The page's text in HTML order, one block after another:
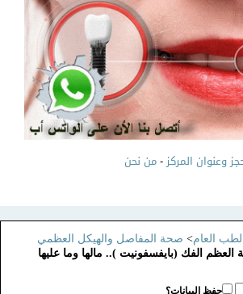
وعنوان المركز-من نحن
العام>صحة المفاصل والهيكل العظمي
الفك (بايفسفونيت ).. مالها وما عليها
حفظ البيانات؟